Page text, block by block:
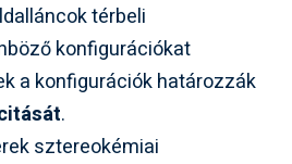
térbeli
konfigurációkat
a konfigurációk határozzák
.
sztereokémiai